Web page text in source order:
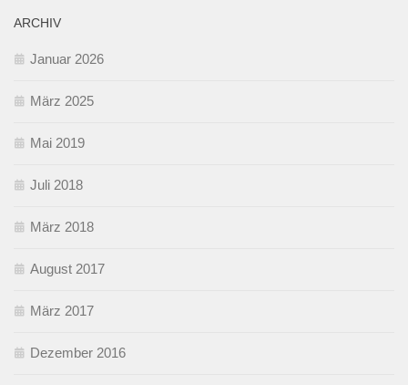
ARCHIV
Januar 2026
März 2025
Mai 2019
Juli 2018
März 2018
August 2017
März 2017
Dezember 2016